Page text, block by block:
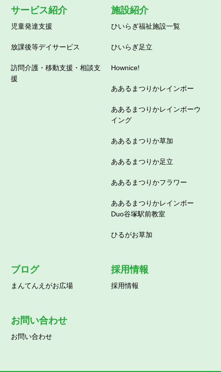
サービス紹介
児童発達支援
放課後等デイサービス
訪問介護・移動支援・相談支
援
施設紹介
ひいらぎ福祉施設一覧
ひいらぎ足立
Hownice!
ああるまつりかレインボー
ああるまつりかレインボーウ
イング
ああるまつりか草加
ああるまつりか足立
ああるまつりかフラワー
ああるまつりかレインボー
Duo谷塚駅前教室
ひるがお草加
ブログ
まんてんえがお広場
採用情報
採用情報
お問い合わせ
お問い合わせ